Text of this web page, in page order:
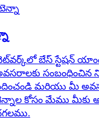
బేస్ స్టేషన్
సంబంధించిన
మరియు మీ
కోసం మేము మీకు